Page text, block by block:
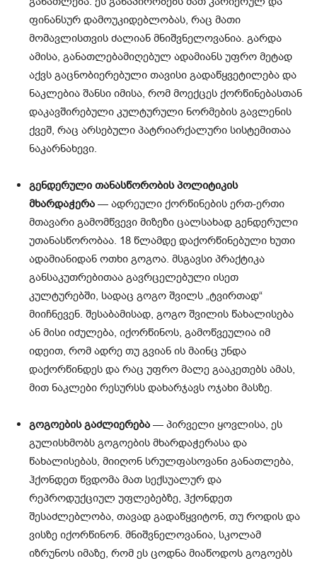
ფინანსურ დამოუკიდებლობას, რაც მათი
მომავლისთვის ძალიან მნიშვნელოვანია. გარდა
ამისა, განათლებამიღებულ ადამიანს უფრო მეტად
აქვს გაცნობიერებული თავისი გადაწყვეტილება და
ნაკლებია შანსი იმისა, რომ მოექცეს ქორწინებასთან
დაკავშირებული კულტურული ნორმების გავლენის
ქვეშ, რაც არსებული პატრიარქალური სისტემითაა
ნაკარნახევი.
გენდერული თანასწორობის პოლიტიკის
მხარდაჭერა — ადრეული ქორწინების ერთ-ერთი
მთავარი გამომწვევი მიზეზი ცალსახად გენდერული
უთანასწორობაა. 18 წლამდე დაქორწინებული ხუთი
ადამიანიდან ოთხი გოგოა. მსგავსი პრაქტიკა
განსაკუთრებითაა გავრცელებული ისეთ
კულტურებში, სადაც გოგო შვილს „ტვირთად“
მიიჩნევენ. შესაბამისად, გოგო შვილის წახალისება
ან მისი იძულება, იქორწინოს, გამოწვეულია იმ
იდეით, რომ ადრე თუ გვიან ის მაინც უნდა
დაქორწინდეს და რაც უფრო მალე გააკეთებს ამას,
მით ნაკლები რესურსს დახარჯავს ოჯახი მასზე.
გოგოების გაძლიერება — პირველი ყოვლისა, ეს
გულისხმობს გოგოების მხარდაჭერასა და
წახალისებას, მიიღონ სრულფასოვანი განათლება,
ჰქონდეთ წვდომა მათ სექსუალურ და
რეპროდუქციულ უფლებებზე, ჰქონდეთ
შესაძლებლობა, თავად გადაწყვიტონ, თუ როდის და
ვისზე იქორწინონ. მნიშვნელოვანია, სკოლამ
იზრუნოს იმაზე, რომ ეს ცოდნა მიაწოდოს გოგოებს